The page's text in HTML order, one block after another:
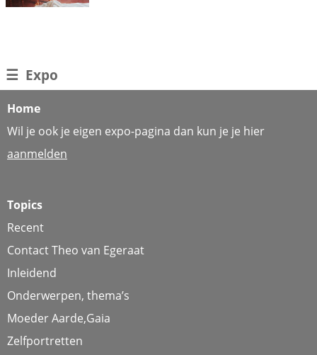
☰ Expo
Home
Wil je ook je eigen expo-pagina dan kun je je hier
aanmelden
Topics
Recent
Contact Theo van Egeraat
Inleidend
Onderwerpen, thema’s
Moeder Aarde,Gaia
Zelfportretten